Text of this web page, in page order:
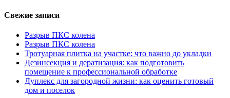
Свежие записи
Разрыв ПКС колена
Разрыв ПКС колена
Тротуарная плитка на участке: что важно до укладки
Дезинсекция и дератизация: как подготовить
помещение к профессиональной обработке
Дуплекс для загородной жизни: как оценить готовый
дом и поселок